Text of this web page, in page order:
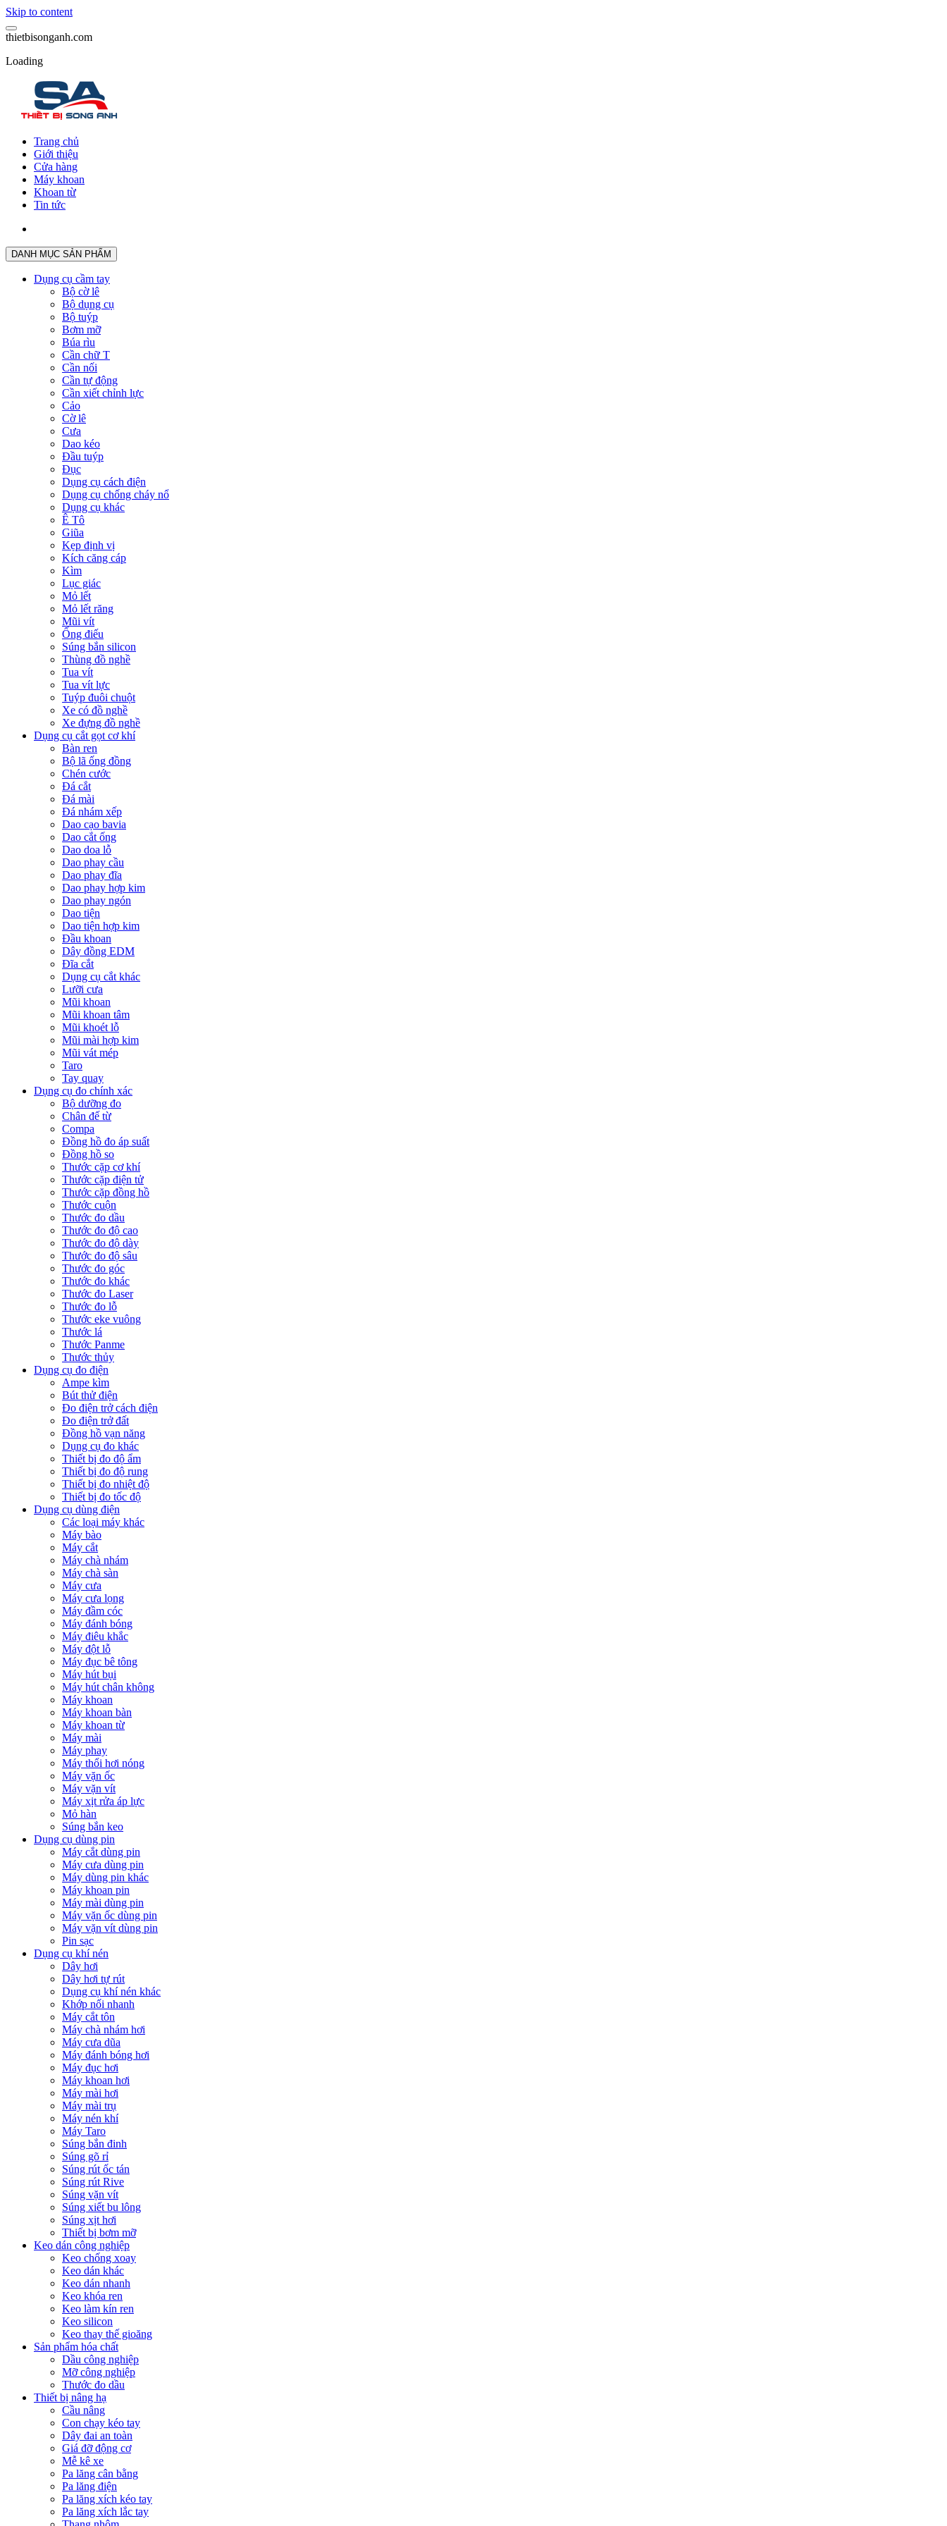
Skip to content
thietbisonganh.com
Loading
Trang chủ
Giới thiệu
Cửa hàng
Máy khoan
Khoan từ
Tin tức
DANH MỤC SẢN PHẨM
Dụng cụ cầm tay
Bộ cờ lê
Bộ dụng cụ
Bộ tuýp
Bơm mỡ
Búa rìu
Cần chữ T
Cần nối
Cần tự động
Cần xiết chỉnh lực
Cảo
Cờ lê
Cưa
Dao kéo
Đầu tuýp
Đục
Dụng cụ cách điện
Dụng cụ chống cháy nổ
Dụng cụ khác
Ê Tô
Giũa
Kẹp định vị
Kích căng cáp
Kìm
Lục giác
Mỏ lết
Mỏ lết răng
Mũi vít
Ống điếu
Súng bắn silicon
Thùng đồ nghề
Tua vít
Tua vít lực
Tuýp đuôi chuột
Xe có đồ nghề
Xe đựng đồ nghề
Dụng cụ cắt gọt cơ khí
Bàn ren
Bộ lã ống đồng
Chén cước
Đá cắt
Đá mài
Đá nhám xếp
Dao cạo bavia
Dao cắt ống
Dao doa lỗ
Dao phay cầu
Dao phay đĩa
Dao phay hợp kim
Dao phay ngón
Dao tiện
Dao tiện hợp kim
Đầu khoan
Dây đồng EDM
Đĩa cắt
Dụng cụ cắt khác
Lưỡi cưa
Mũi khoan
Mũi khoan tâm
Mũi khoét lỗ
Mũi mài hợp kim
Mũi vát mép
Taro
Tay quay
Dụng cụ đo chính xác
Bộ dưỡng đo
Chân đế từ
Compa
Đồng hồ đo áp suất
Đồng hồ so
Thước cặp cơ khí
Thước cặp điện tử
Thước cặp đồng hồ
Thước cuộn
Thước đo dầu
Thước đo độ cao
Thước đo độ dày
Thước đo độ sâu
Thước đo góc
Thước đo khác
Thước đo Laser
Thước đo lỗ
Thước eke vuông
Thước lá
Thước Panme
Thước thủy
Dụng cụ đo điện
Ampe kìm
Bút thử điện
Đo điện trở cách điện
Đo điện trở đất
Đồng hồ vạn năng
Dụng cụ đo khác
Thiết bị đo độ ẩm
Thiết bị đo độ rung
Thiết bị đo nhiệt độ
Thiết bị đo tốc độ
Dụng cụ dùng điện
Các loại máy khác
Máy bào
Máy cắt
Máy chà nhám
Máy chà sàn
Máy cưa
Máy cưa lọng
Máy đầm cóc
Máy đánh bóng
Máy điêu khắc
Máy đột lỗ
Máy đục bê tông
Máy hút bụi
Máy hút chân không
Máy khoan
Máy khoan bàn
Máy khoan từ
Máy mài
Máy phay
Máy thổi hơi nóng
Máy vặn ốc
Máy vặn vít
Máy xịt rửa áp lực
Mỏ hàn
Súng bắn keo
Dụng cụ dùng pin
Máy cắt dùng pin
Máy cưa dùng pin
Máy dùng pin khác
Máy khoan pin
Máy mài dùng pin
Máy vặn ốc dùng pin
Máy vặn vít dùng pin
Pin sạc
Dụng cụ khí nén
Dây hơi
Dây hơi tự rút
Dụng cụ khí nén khác
Khớp nối nhanh
Máy cắt tôn
Máy chà nhám hơi
Máy cưa dũa
Máy đánh bóng hơi
Máy đục hơi
Máy khoan hơi
Máy mài hơi
Máy mài trụ
Máy nén khí
Máy Taro
Súng bắn đinh
Súng gõ rỉ
Súng rút ốc tán
Súng rút Rive
Súng vặn vít
Súng xiết bu lông
Súng xịt hơi
Thiết bị bơm mỡ
Keo dán công nghiệp
Keo chống xoay
Keo dán khác
Keo dán nhanh
Keo khóa ren
Keo làm kín ren
Keo silicon
Keo thay thế gioăng
Sản phẩm hóa chất
Dầu công nghiệp
Mỡ công nghiệp
Thước đo dầu
Thiết bị nâng hạ
Cầu nâng
Con chạy kéo tay
Dây đai an toàn
Giá đỡ động cơ
Mễ kê xe
Pa lăng cân bằng
Pa lăng điện
Pa lăng xích kéo tay
Pa lăng xích lắc tay